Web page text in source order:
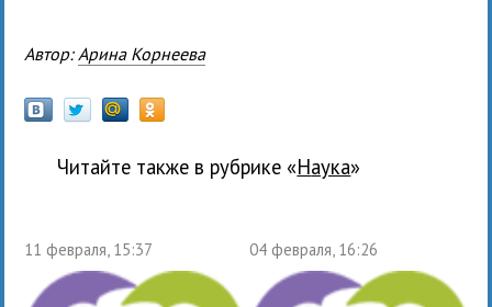
Автор: Арина Корнеева
Читайте также в рубрике « наука»
11 февраля, 15:37 04 февраля, 16:26